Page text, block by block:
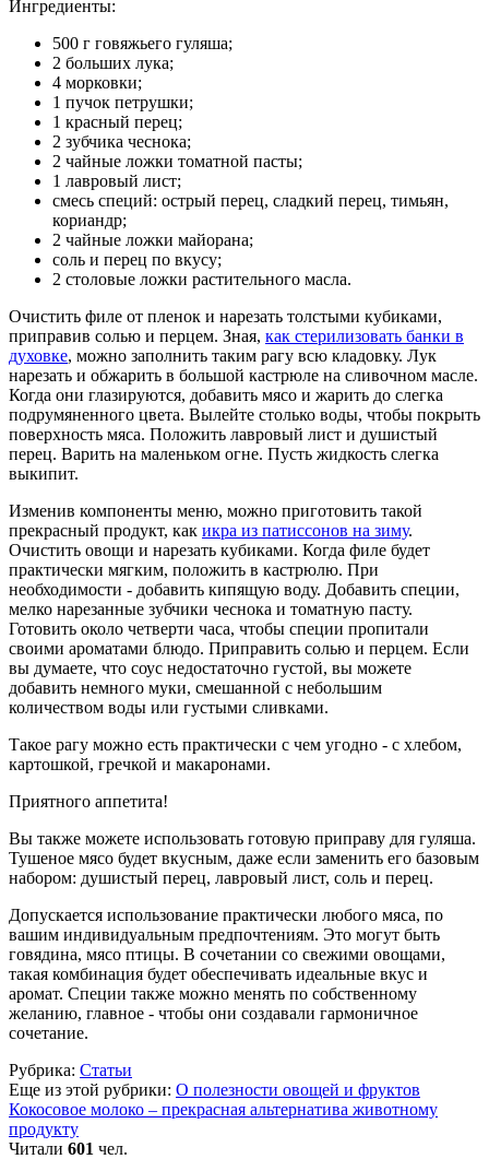
Ингредиенты:
500 г говяжьего гуляша;
2 больших лука;
4 морковки;
1 пучок петрушки;
1 красный перец;
2 зубчика чеснока;
2 чайные ложки томатной пасты;
1 лавровый лист;
смесь специй: острый перец, сладкий перец, тимьян,
кориандр;
2 чайные ложки майорана;
соль и перец по вкусу;
2 столовые ложки растительного масла.
Очистить филе от пленок и нарезать толстыми кубиками,
приправив солью и перцем. Зная, как стерилизовать банки в
духовке, можно заполнить таким рагу всю кладовку. Лук
нарезать и обжарить в большой кастрюле на сливочном масле.
Когда они глазируются, добавить мясо и жарить до слегка
подрумяненного цвета. Вылейте столько воды, чтобы покрыть
поверхность мяса. Положить лавровый лист и душистый
перец. Варить на маленьком огне. Пусть жидкость слегка
выкипит.
Изменив компоненты меню, можно приготовить такой
прекрасный продукт, как икра из патиссонов на зиму.
Очистить овощи и нарезать кубиками. Когда филе будет
практически мягким, положить в кастрюлю. При
необходимости - добавить кипящую воду. Добавить специи,
мелко нарезанные зубчики чеснока и томатную пасту.
Готовить около четверти часа, чтобы специи пропитали
своими ароматами блюдо. Приправить солью и перцем. Если
вы думаете, что соус недостаточно густой, вы можете
добавить немного муки, смешанной с небольшим
количеством воды или густыми сливками.
Такое рагу можно есть практически с чем угодно - с хлебом,
картошкой, гречкой и макаронами.
Приятного аппетита!
Вы также можете использовать готовую приправу для гуляша.
Тушеное мясо будет вкусным, даже если заменить его базовым
набором: душистый перец, лавровый лист, соль и перец.
Допускается использование практически любого мяса, по
вашим индивидуальным предпочтениям. Это могут быть
говядина, мясо птицы. В сочетании со свежими овощами,
такая комбинация будет обеспечивать идеальные вкус и
аромат. Специи также можно менять по собственному
желанию, главное - чтобы они создавали гармоничное
сочетание.
Рубрика: Статьи
Еще из этой рубрики: О полезности овощей и фруктов
Кокосовое молоко – прекрасная альтернатива животному
продукту
Читали 601 чел.